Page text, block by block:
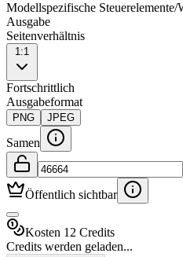
Modellspezifische Steuerelemente/
Ausgabe
Seitenverhältnis
1:1
Fortschrittlich
Ausgabeformat
PNG JPEG
Samen
Öffentlich sichtbar
Kosten 12 Credits
Credits werden geladen...